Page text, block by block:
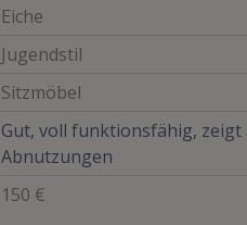
Eiche
Jugendstil
Sitzmöbel
Gut, voll funktionsfähig,
Abnutzungen
150 €